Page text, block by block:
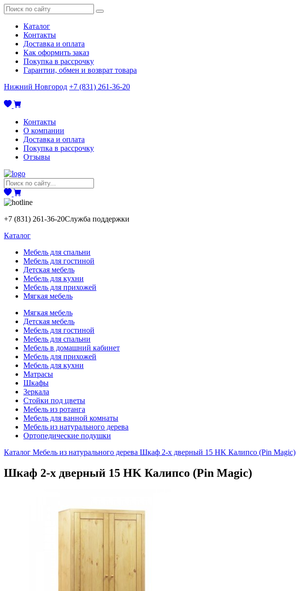
Каталог
Контакты
Доставка и оплата
Как оформить заказ
Покупка в рассрочку
Гарантии, обмен и возврат товара
Нижний Новгород +7 (831) 261-36-20
Контакты
О компании
Доставка и оплата
Покупка в рассрочку
Отзывы
+7 (831) 261-36-20Служба поддержки
Каталог
Мебель для спальни
Мебель для гостиной
Детская мебель
Мебель для кухни
Мебель для прихожей
Мягкая мебель
Мягкая мебель
Детская мебель
Мебель для гостиной
Мебель для спальни
Мебель в домашний кабинет
Мебель для прихожей
Мебель для кухни
Матрасы
Шкафы
Зеркала
Стойки под цветы
Мебель из ротанга
Мебель для ванной комнаты
Мебель из натурального дерева
Ортопедические подушки
Каталог Мебель из натурального дерева Шкаф 2-х дверный 15 HK Калипсо (Pin Magic)
Шкаф 2-х дверный 15 HK Калипсо (Pin Magic)